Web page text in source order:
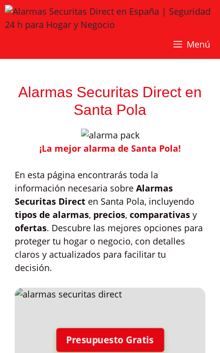
Saltar
al
contenido
Menú
Alarmas Securitas Direct en
Santa Pola
¡La mejor alarma de Santa Pola!
En esta página encontrarás toda la
información necesaria sobre Alarmas
Securitas Direct en Santa Pola, incluyendo
tipos de alarmas, precios, comparativas y
ofertas. Descubre las mejores opciones para
proteger tu hogar o negocio, con detalles
claros y actualizados para facilitar tu
decisión.
Presupuesto Gratis